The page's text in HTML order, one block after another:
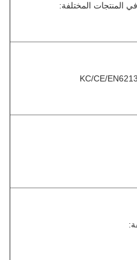
المنتجات المختلفة:
KC/CE/